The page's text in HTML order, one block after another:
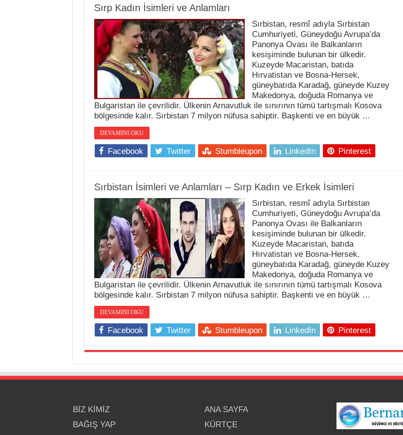
Sırp Kadın İsimleri ve Anlamları
Sırbistan, resmî adıyla Sırbistan
Cumhuriyeti, Güneydoğu Avrupa’da
Panonya Ovası ile Balkanların
kesişiminde bulunan bir ülkedir.
Kuzeyde Macaristan, batıda
Hırvatistan ve Bosna-Hersek,
güneybatıda Karadağ, güneyde Kuzey
Makedonya, doğuda Romanya ve
Bulgaristan ile çevrilidir. Ülkenin Arnavutluk ile sınırının tümü tartışmalı Kosova
bölgesinde kalır. Sırbistan 7 milyon nüfusa sahiptir. Başkenti ve en büyük …
DEVAMINI OKU
Facebook Twitter Stumbleupon LinkedIn Pinterest
Sırbistan İsimleri ve Anlamları – Sırp Kadın ve Erkek İsimleri
Sırbistan, resmî adıyla Sırbistan
Cumhuriyeti, Güneydoğu Avrupa’da
Panonya Ovası ile Balkanların
kesişiminde bulunan bir ülkedir.
Kuzeyde Macaristan, batıda
Hırvatistan ve Bosna-Hersek,
güneybatıda Karadağ, güneyde Kuzey
Makedonya, doğuda Romanya ve
Bulgaristan ile çevrilidir. Ülkenin Arnavutluk ile sınırının tümü tartışmalı Kosova
bölgesinde kalır. Sırbistan 7 milyon nüfusa sahiptir. Başkenti ve en büyük …
DEVAMINI OKU
Facebook Twitter Stumbleupon LinkedIn Pinterest
BİZ KİMİZ
BAĞIŞ YAP
ANA SAYFA
KÜRTÇE